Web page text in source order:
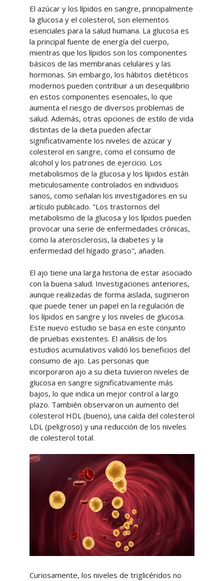
El azúcar y los lípidos en sangre, principalmente
la glucosa y el colesterol, son elementos
esenciales para la salud humana. La glucosa es
la principal fuente de energía del cuerpo,
mientras que los lípidos son los componentes
básicos de las membranas celulares y las
hormonas. Sin embargo, los hábitos dietéticos
modernos pueden contribuir a un desequilibrio
en estos componentes esenciales, lo que
aumenta el riesgo de diversos problemas de
salud. Además, otras opciones de estilo de vida
distintas de la dieta pueden afectar
significativamente los niveles de azúcar y
colesterol en sangre, como el consumo de
alcohol y los patrones de ejercicio. Los
metabolismos de la glucosa y los lípidos están
meticulosamente controlados en individuos
sanos, como señalan los investigadores en su
artículo publicado. "Los trastornos del
metabolismo de la glucosa y los lípidos pueden
provocar una serie de enfermedades crónicas,
como la aterosclerosis, la diabetes y la
enfermedad del hígado graso", añaden.
El ajo tiene una larga historia de estar asociado
con la buena salud. Investigaciones anteriores,
aunque realizadas de forma aislada, sugirieron
que puede tener un papel en la regulación de
los lípidos en sangre y los niveles de glucosa.
Este nuevo estudio se basa en este conjunto
de pruebas existentes. El análisis de los
estudios acumulativos validó los beneficios del
consumo de ajo. Las personas que
incorporaron ajo a su dieta tuvieron niveles de
glucosa en sangre significativamente más
bajos, lo que indica un mejor control a largo
plazo. También observaron un aumento del
colesterol HDL (bueno), una caída del colesterol
LDL (peligroso) y una reducción de los niveles
de colesterol total.
Curiosamente, los niveles de triglicéridos no